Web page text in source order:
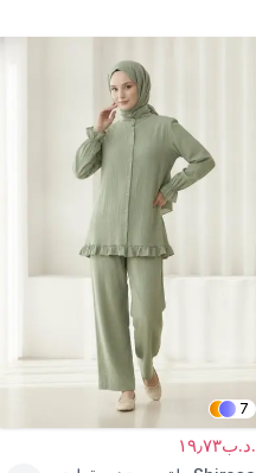
7
.د.ب١٩٫٧٣